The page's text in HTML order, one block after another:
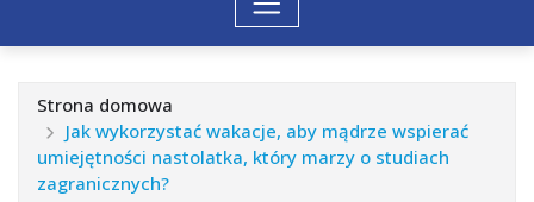
Strona domowa
Jak wykorzystać wakacje, aby mądrze wspierać
umiejętności nastolatka, który marzy o studiach
zagranicznych?